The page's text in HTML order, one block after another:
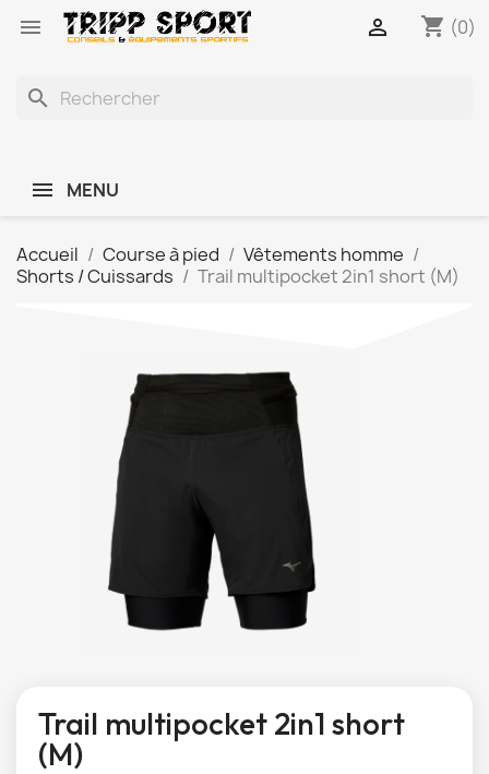
 shopping_cart (0)

search
MENU
Accueil Course à pied
Vêtements homme
Shorts / Cuissards
Trail multipocket 2in1 short (M)
Trail multipocket 2in1 short
(M)